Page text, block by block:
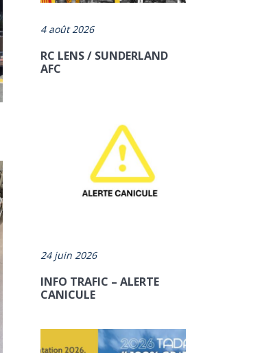
4 août 2026
RC LENS / SUNDERLAND
AFC
24 juin 2026
INFO TRAFIC – ALERTE
CANICULE